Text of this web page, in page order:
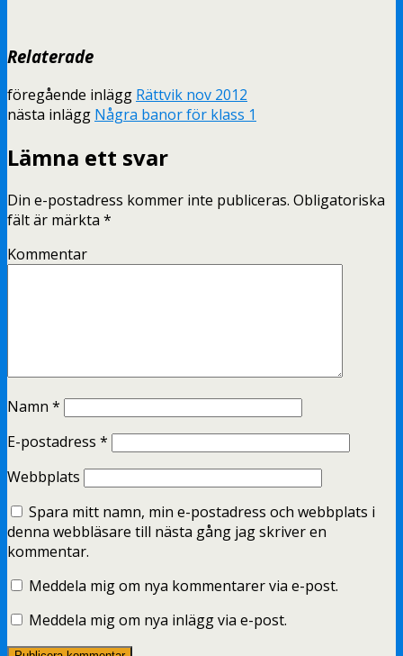
Relaterade
föregående inlägg Rättvik nov 2012
nästa inlägg Några banor för klass 1
Lämna ett svar
Din e-postadress kommer inte publiceras. Obligatoriska
fält är märkta *
Kommentar
Namn *
E-postadress *
Webbplats
Spara mitt namn, min e-postadress och webbplats i
denna webbläsare till nästa gång jag skriver en
kommentar.
Meddela mig om nya kommentarer via e-post.
Meddela mig om nya inlägg via e-post.